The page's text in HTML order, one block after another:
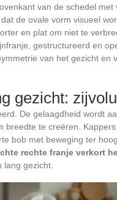
van de schedel met
de ovale vorm visueel
en plat om niet te
gestructureerd en
van het gezicht en
gezicht:
De gelaagdheid wordt
breedte te creëren.
bob met beweging ter
rechte franje verkort
gezicht.